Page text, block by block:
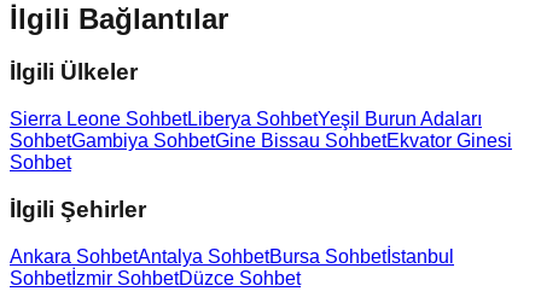
İlgili Bağlantılar
İlgili Ülkeler
Sierra Leone SohbetLiberya SohbetYeşil Burun Adaları
SohbetGambiya SohbetGine Bissau SohbetEkvator Ginesi
Sohbet
İlgili Şehirler
Ankara SohbetAntalya SohbetBursa Sohbetİstanbul
Sohbetİzmir SohbetDüzce Sohbet